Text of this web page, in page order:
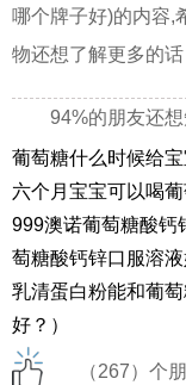
哪个牌子好)的内容,
物还想了解更多的
94%的朋友还想
葡萄糖什么时候给
六个月宝宝可以喝
999澳诺葡萄糖酸钙
萄糖酸钙锌口服溶液
乳清蛋白粉能和葡
好？）
（267）个